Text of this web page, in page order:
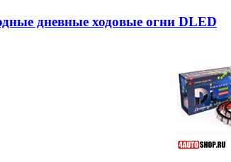
дневные ходовые огни DLED